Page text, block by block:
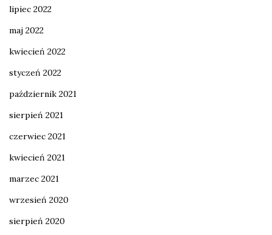
lipiec 2022
maj 2022
kwiecień 2022
styczeń 2022
październik 2021
sierpień 2021
czerwiec 2021
kwiecień 2021
marzec 2021
wrzesień 2020
sierpień 2020